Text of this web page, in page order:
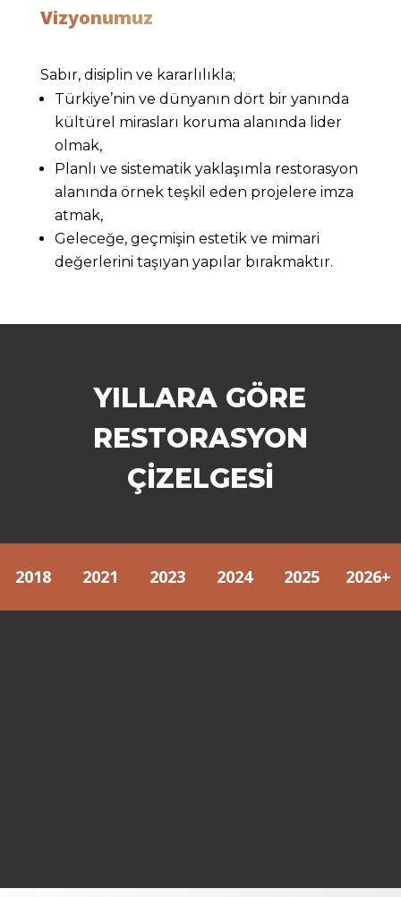
Vizyonumuz
Sabır, disiplin ve kararlılıkla;
Türkiye’nin ve dünyanın dört bir yanında
kültürel mirasları koruma alanında lider
olmak,
Planlı ve sistematik yaklaşımla restorasyon
alanında örnek teşkil eden projelere imza
atmak,
Geleceğe, geçmişin estetik ve mimari
değerlerini taşıyan yapılar bırakmaktır.
YILLARA GÖRE
RESTORASYON
ÇİZELGESİ
2018 2021 2023 2024 2025 2026+